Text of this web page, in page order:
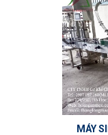
MÁY